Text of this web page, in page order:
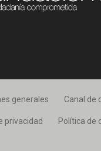
generales Canal de
privacidad Política de